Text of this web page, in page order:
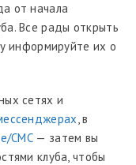
от начала
Все рады открыть
информируйте их о
сетях и
, в
СМС — затем вы
клуба, чтобы